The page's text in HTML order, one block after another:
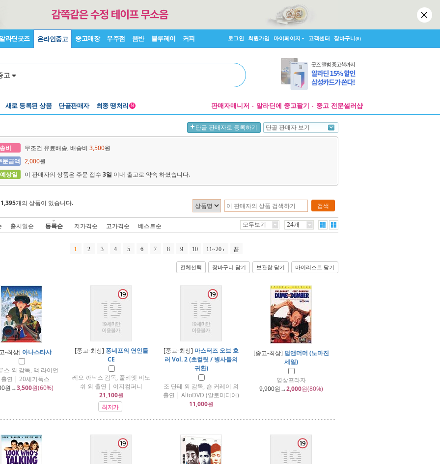
알라딘굿즈 온라인중고 중고매장 우주점 음반 블루레이 커피 로그인 회원가입 마이페이지 고객센터 장바구니(0)
고
새로 등록된 상품 단골판매자 최종 땡처리 N 판매자매니저 알라딘에 중고팔기 중고 전문셀러샵
단골 판매자로 등록하기 단골 판매자 보기
비 무조건 유료배송, 배송비 3,500원
문금액 2,000원
상일
이 판매자의 상품은 주문 접수 3일 이내 출고로 약속 하셨습니다.
검색
1,395개의 상품이 있습니다.
출시일순 등록순 저가격순 고가격순 베스트순 모두보기 24개
1 2 3 4 5 6 7 8 9 10 11~20 끝
전체선택 장바구니 담기 보관함 담기 마이리스트 담기
-최상] 아나스타샤
스 외 감독, 맥 라이언
출연 | 20세기폭스
원→3,500원(60%)
[중고-최상] 퐁네프의 연인들
CE
레오 까낙스 감독, 줄리엣 비노
쉬 외 출연 | 이지컴퍼니
21,100원
최저가
[중고-최상] 마스터즈 오브 호
러 Vol. 2 (초컬릿 / 병사들의
귀환)
조 단테 외 감독, 숀 커레이 외
출연 | AltoDVD (알토미디어)
11,000원
[중고-최상] 덤앤더머 (노마진
세일)
영상프라자
9,900원→2,000원(80%)